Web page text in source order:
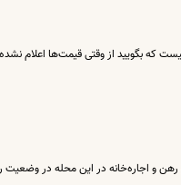
که بگویید از وقتی قیمت‌ها اعلام
و اجاره‌خانه در این محله در وضعیت